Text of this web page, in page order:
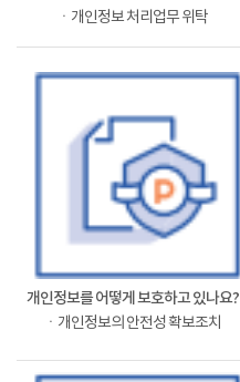
ㆍ개인정보 처리업무 위탁
개인정보를 어떻게 보호하고 있나요?
ㆍ개인정보의 안전성 확보조치